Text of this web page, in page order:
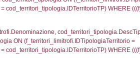
ON
AS el_comuni_1 ON
LEFT JOIN